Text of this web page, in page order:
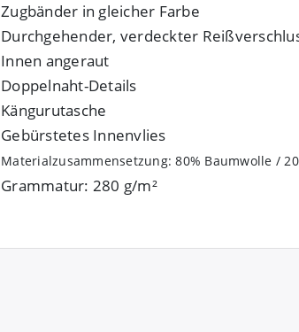
Zugbänder in gleicher Farbe
Durchgehender, verdeckter
Innen angeraut
Doppelnaht-Details
Kängurutasche
Gebürstetes Innenvlies
Materialzusammensetzung: 80% Baumwolle /
Grammatur: 280 g/m²